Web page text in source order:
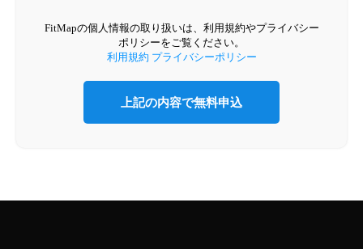
FitMapの個人情報の取り扱いは、利用規約やプライバシー
ポリシーをご覧ください。
利用規約 プライバシーポリシー